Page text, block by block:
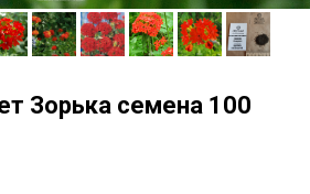
Зорька семена 100